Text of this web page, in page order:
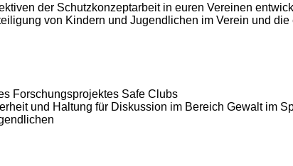
der Schutzkonzeptarbeit in euren Vereinen
von Kindern und Jugendlichen im Verein und
Forschungsprojektes Safe Clubs
und Haltung für Diskussion im Bereich Gewalt im